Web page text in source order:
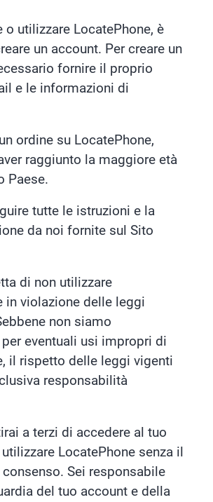
o utilizzare LocatePhone, è
un account. Per creare un
fornire il proprio
e le informazioni di
ordine su LocatePhone,
raggiunto la maggiore età
Paese.
tutte le istruzioni e la
da noi fornite sul Sito
di non utilizzare
in violazione delle leggi
non siamo
eventuali usi impropri di
il rispetto delle leggi vigenti
responsabilità
a terzi di accedere al tuo
LocatePhone senza il
Sei responsabile
del tuo account e della